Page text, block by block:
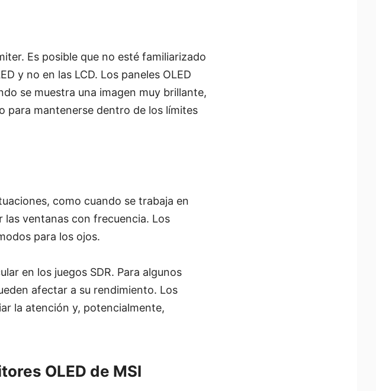
Es posible que no esté familiarizado
y no en las LCD. Los paneles OLED
se muestra una imagen muy brillante,
para mantenerse dentro de los límites
como cuando se trabaja en
las ventanas con frecuencia. Los
para los ojos.
en los juegos SDR. Para algunos
afectar a su rendimiento. Los
la atención y, potencialmente,
OLED de MSI